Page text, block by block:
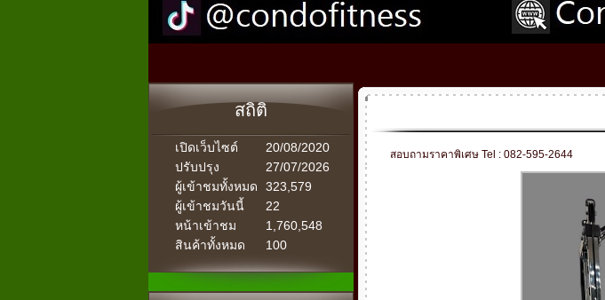
สถิติ
เปิดเว็บไซต์
20/08/2020
ปรับปรุง
27/07/2026
ผู้เข้าชมทั้งหมด
323,579
ผู้เข้าชมวันนี้
22
หน้าเข้าชม
1,760,548
สินค้าทั้งหมด
100
สอบถามราคาพิเศษ Tel : 082-595-2644